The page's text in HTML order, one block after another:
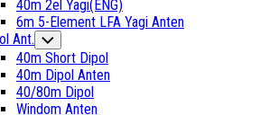
40m 2el Yagi(ENG)
6m 5-Element LFA Yagi Anten
Ant. Toggle
Child
Menu
40m Short Dipol
40m Dipol Anten
40/80m Dipol
Windom Anten